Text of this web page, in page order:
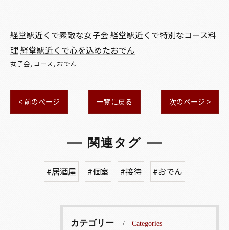
経堂駅近くで素敵な女子会経堂駅近くで特別なコース料
理経堂駅近くで心を込めたおでん
女子会 コース おでん
< 前のページ 一覧に戻る 次のページ >
関連タグ
#居酒屋 #個室 #接待 #おでん
カテゴリー Categories